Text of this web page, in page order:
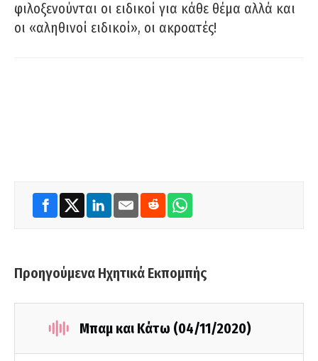
φιλοξενούνται οι ειδικοί για κάθε θέμα αλλά και
οι «αληθινοί ειδικοί», οι ακροατές!
Προηγούμενα Ηχητικά Εκπομπής
Μπαμ και Κάτω (04/11/2020)